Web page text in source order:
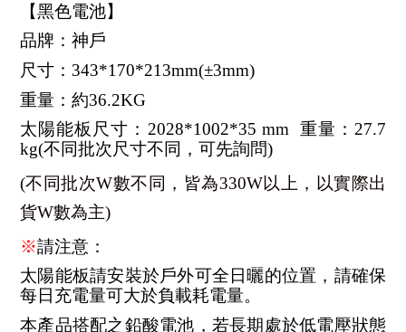
【黑色電池】
品牌：神戶
尺寸：343*170*213mm(±3mm)
重量：約36.2KG
太陽能板尺寸：2028*1002*35 mm  重量：27.7
kg(不同批次尺寸不同，可先詢問)
(不同批次W數不同，皆為330W以上，以實際出
貨W數為主)
※請注意：
太陽能板請安裝於戶外可全日曬的位置，請確保
每日充電量可大於負載耗電量。
本產品搭配之鉛酸電池，若長期處於低電壓狀態